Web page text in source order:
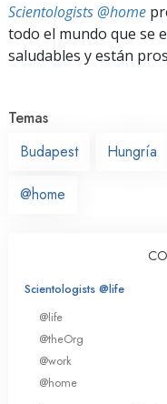
Scientologists @home
todo el mundo que se
saludables y están
Temas
Budapest
Hungría
@home
Scientologists @life
@life
@theOrg
@work
@home